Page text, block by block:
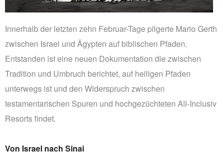
Innerhalb der letzten zehn Februar-Tage pilgerte Mario Gerth
zwischen Israel und Ägypten auf biblischen Pfaden.
Entstanden ist eine neuen Dokumentation die zwischen
Tradition und Umbruch berichtet, auf heiligen Pfaden
unterwegs ist und den Widerspruch zwischen
testamentarischen Spuren und hochgezüchteten All-Inclusiv
Resorts findet.
Von Israel nach Sinai